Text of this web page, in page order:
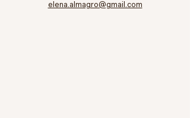
elena.almagro@gmail.com